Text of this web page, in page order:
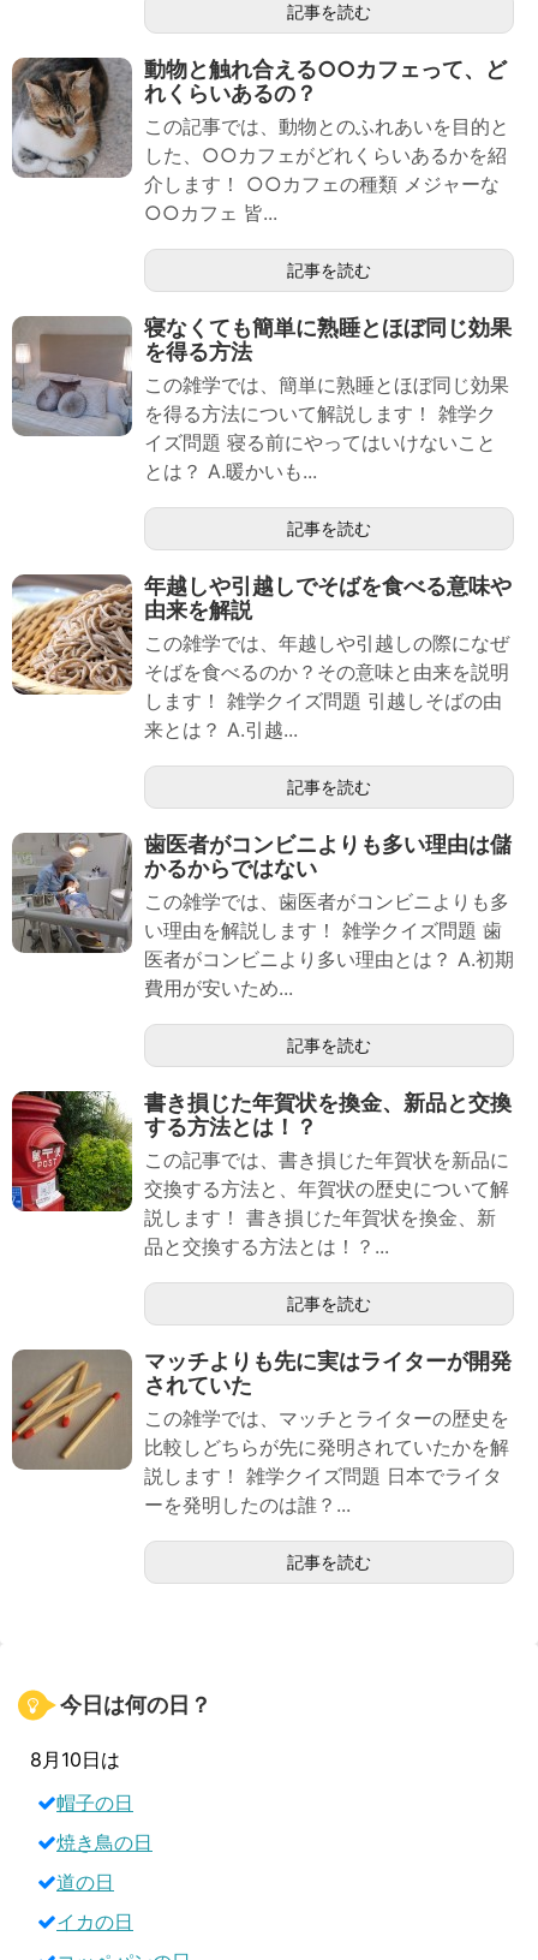
記事を読む
動物と触れ合える○○カフェって、ど
れくらいあるの？
この記事では、動物とのふれあいを目的と
した、○○カフェがどれくらいあるかを紹
介します！ ○○カフェの種類 メジャーな
○○カフェ 皆...
記事を読む
寝なくても簡単に熟睡とほぼ同じ効果
を得る方法
この雑学では、簡単に熟睡とほぼ同じ効果
を得る方法について解説します！ 雑学ク
イズ問題 寝る前にやってはいけないこと
とは？ A.暖かいも...
記事を読む
年越しや引越しでそばを食べる意味や
由来を解説
この雑学では、年越しや引越しの際になぜ
そばを食べるのか？その意味と由来を説明
します！ 雑学クイズ問題 引越しそばの由
来とは？ A.引越...
記事を読む
歯医者がコンビニよりも多い理由は儲
かるからではない
この雑学では、歯医者がコンビニよりも多
い理由を解説します！ 雑学クイズ問題 歯
医者がコンビニより多い理由とは？ A.初期
費用が安いため...
記事を読む
書き損じた年賀状を換金、新品と交換
する方法とは！？
この記事では、書き損じた年賀状を新品に
交換する方法と、年賀状の歴史について解
説します！ 書き損じた年賀状を換金、新
品と交換する方法とは！？...
記事を読む
マッチよりも先に実はライターが開発
されていた
この雑学では、マッチとライターの歴史を
比較しどちらが先に発明されていたかを解
説します！ 雑学クイズ問題 日本でライタ
ーを発明したのは誰？...
記事を読む
今日は何の日？
8月10日は
帽子の日
焼き鳥の日
道の日
イカの日